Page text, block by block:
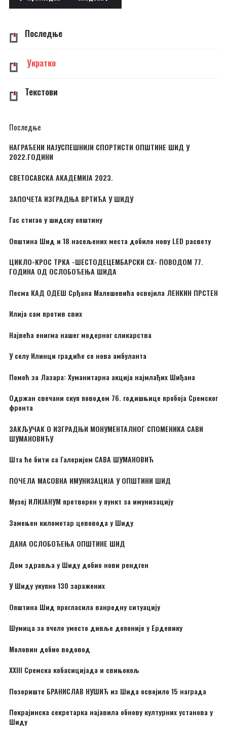
Последње
Укратко
Текстови
Последње
НАГРАЂЕНИ НАЈУСПЕШНИЈИ СПОРТИСТИ ОПШТИНЕ ШИД У
2022.ГОДИНИ
СВЕТОСАВСКА АКАДЕМИЈА 2023.
ЗАПОЧЕТА ИЗГРАДЊА ВРТИЋА У ШИДУ
Гас стигао у шидску општину
Општина Шид и 18 насељених места добило нову LED расвету
ЦИКЛО-КРОС ТРКА -ШЕСТОДЕЦЕМБАРСКИ CX- ПОВОДОМ 77.
ГОДИНА ОД ОСЛОБОЂЕЊА ШИДА
Песма КАД ОДЕШ Срђана Малешевића освојила ЛЕНКИН ПРСТЕН
Илија сам против свих
Највећа енигма нашег модерног сликарства
У селу Илинци градиће се нова амбуланта
Помоћ за Лазара: Хуманитарна акција најмлађих Шиђана
Одржан свечани скуп поводом 76. годишњице пробоја Сремског
фронта
ЗАКЉУЧАК О ИЗГРАДЊИ МОНУМЕНТАЛНОГ СПОМЕНИКА САВИ
ШУМАНОВИЋУ
Шта ће бити са Галеријом САВА ШУМАНОВИЋ
ПОЧЕЛА МАСОВНА ИМУНИЗАЦИЈА У ОПШТИНИ ШИД
Музеј ИЛИЈАНУМ претворен у пункт за имунизацију
Замењен километар цевовода у Шиду
ДАНА ОСЛОБОЂЕЊА ОПШТИНЕ ШИД
Дом здравља у Шиду добио нови рендген
У Шиду укупно 130 заражених
Општина Шид прогласила ванредну ситуацију
Шумица за пчеле уместо дивље депоније у Ердевику
Моловин добио водовод
XXIII Сремска кобасицијада и свињокољ
Позориште БРАНИСЛАВ НУШИЋ из Шида освојило 15 награда
Покрајинска секретарка најавила обнову културних установа у
Шиду